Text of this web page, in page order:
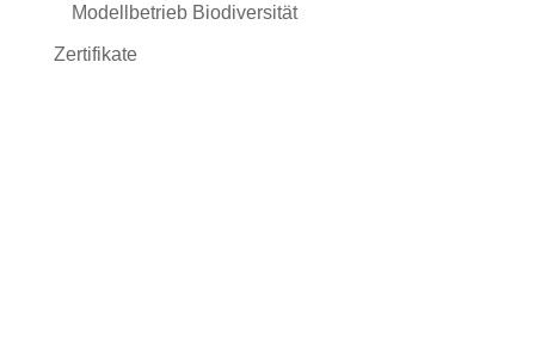
Modellbetrieb Biodiversität
Zertifikate